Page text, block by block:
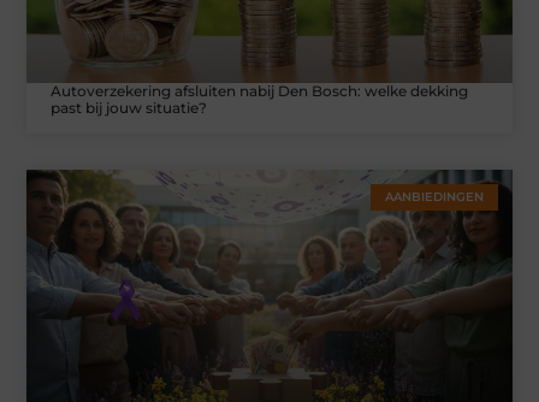
Autoverzekering afsluiten nabij Den Bosch: welke dekking
past bij jouw situatie?
AANBIEDINGEN